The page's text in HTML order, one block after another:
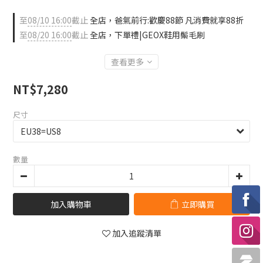
至08/10 16:00截止全店，爸氣前行:歡慶88節 凡消費就享88折
至08/20 16:00截止全店，下單禮|GEOX鞋用鬃毛刷
查看更多
NT$7,280
尺寸
數量
加入購物車 立即購買
加入追蹤清單